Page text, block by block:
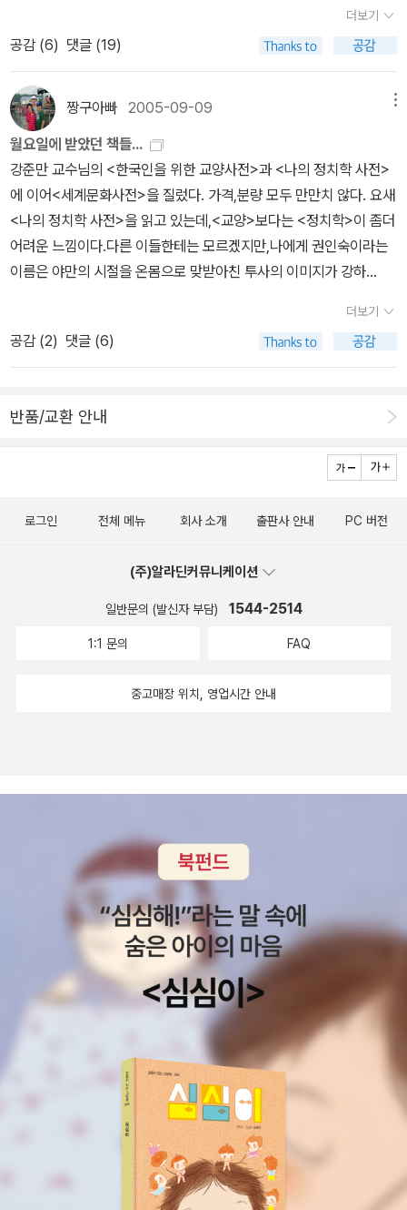
세대는 자기 내부의 ‘권력’에 먼저 맞서야 한다는 자기 반성이 동반되
었다. 4장 ‘징병제’와 5장 ‘군대 내 남성간 성폭력과
남성성’에 대한 글들은 개인적으로 오래 전에 이미 다른 지면을 통해
읽어왔던 내용들이었다. 그러나 내 경험의 시간을 사이에 두고 다시
읽게 되니 4년 동안 붙잡고 온 우리의 ‘평화운동’을 되돌아보는 기회
를 주기도 했다. 성별화 된 군사화를 더 분명하게 정리해내고, 우리 사
회 평화운동이 부재한 이유를 좀 더 명확하게 인식할 수 있게 해주었
다. 저자는 ‘전쟁발생에 대한 기피욕구는 강하지만, 평화유지가 평
화운동에 의해서 이루어지는 것은 아니라는 ‘상식’이 일반화‘된 점과
‘평화운동은 비폭력운동이며, 그것은 무기력한 운동 혹은 약한 운동
으로 인식’되어 있음으로 해서 우리 사회 평화운동이 부재할 수밖에
폭력 평화운동을 운운하였고, 그것은 저항운동의 힘을 약화시킨다는
두려움을 만들어 낸 것이라고 보았다. 일부에서 평화= 여성, 통일=
남성으로 성별화 된 운동이 이루어지는 것을 보면 저자의 지적에 더
주화 없이, ‘정치’ 개혁이나 역사의 진보가 가능할 수 없다. 그래서 일
분리에 저항하는 여성주의는 개인의 성장과 사회의 민주주의를 대립
읽어나가는 유용한 인식론이 될 수밖에 없는 것이다. 그런 의미에서
의를 들여다 보게 만들며, 성별화 된 일상들을 다시금 관찰하게 만든
다. 이것이 비록 상처로 점철된 일상의 기억들이라 하더라도, 이전의
십상이니까. 시대가 이렇게 변했지만 군대 사회는 전혀 변하지 않아,
십수년 전의 시스템이 지금도 굳건히 군 사회를 지배한다. 군에서 데
지만, 인턴만 마친 의사들은 여전히 군대의 중요한 자원이다. 의사로
서의 경험이 일천한 그들이니만큼, 많이 봐오던 병이라면 모르겠지만
생소한 병 같으면 오진을 거듭하다 시기를 놓치기 일쑤다 (그런 면에
서 흔하디 흔한 위암을 오진한 이번 사건은 정말이지 이해가 가지 않
는다). 전문의라 해도 해당 과가 아닌 질병에 대해서는 오진을 할 가
능성은 여전히 높다. 군대란 곳이 종합병원처럼 잘 모르면 물어볼 만
한 사람이 바글바글한 것도, 최첨단 장비를 갖춘 곳도 아니니만큼, 노
충국 씨 사건은 필연적인 귀결이었다. 군대라는 곳은 사회와 격리된,
니라 의료 서비스같은 기본적인 혜택이라도 원없이 받게 해줘야 한
다. 안과 의사 한명이 대대원 전체의 건강을 책임지는 지금의 시스템
보다는, 기본이 되는 내과와 외과 의사들이 부대마다 배치되어야 함
것이다. 무의촌이 거의 사라져 가는 실정인데, 해마다 천명이 넘는 인
서의 사회사,라기보다 저술 출판 독서의 뒷얘기,가 맞는 편. 전부 다
읽을 필요도 없겠다. 8장 '책 내지 마세요, 정치가 선생'같은 장은 정
말 재미없다. 저자의 삐딱한 유머감각도 중반 이후로 볼 수 없다.
학교가 소위 '국민' 및 '국민 국가'의 탄생과 전쟁에 어떤 역할을 했
나 말하고 있지만, 기실 딱히 학교의 문제라기보다 당시의 사회상이
었다라고 말하는게 옳지 않은가 싶다. 뭐랄까, 논의가 부족하다고 해
야하나. 다만 내겐 '민족주의', '민족애' 등에 대해 생각해볼 계기를 마
련해주었다는 의의를 갖는다. 권인숙 교수는 글을 썩 잘 쓰는 편은
아닌듯하다. 내용을 이해하는데 무리는 없지만 초반에 잘 읽히지 않
아 익숙해지기까지 시간이 좀 걸렸다. 어쨌거나, 우리 사회에 만연한
군사문화와 집단주의를 확인할 수 있다. 여러사람이 읽었으면 하는
책. 마구마구 뽐뿌질하는 리뷰라도 쓸 수 있으면 좋으련만. ㅠ.ㅜ 아직
학교 다닐 때, 80년대 중반 학번이던가, 선배가 자기들이 상당히 불
선배가 말했던 의미를 조금은 이해할 수 있을 것 같다. 동성애에 관
올리면 어째 웃음이 먼저 난다. 가장 기억에 남는 건 '성 정체성을 규
정하지 마라'라는 이야기. 표제작 <앰 아이 블루?>에서처럼, 동성애
성향은 이성애자에게서도 조금은 드러날 수 있다. 아주 옅은 하늘색
아놓고는 미적거리기만 한다. 또 뭘 읽었더라. 음... 한 권 더 있는 것
서 읽기보다는 빌려 읽고 싶었다. 그치만 빌려 읽을 데가 없는 관계로,
구입,은 아니고, 친구가 모 서점에서 업무용 책을 왕창 사고 쌓은 적립
을 받기 전 교보에서 사인회를 하는 한비야를 봤다. 그의 장점은 언제
은 안 드는걸까.)
더보기
공감 (6) 댓글 (19)
짱구아빠 2005-09-09
월요일에 받았던 책들...
강준만 교수님의 <한국인을 위한 교양사전>과 <나의 정치학 사전>
에 이어<세계문화사전>을 질렀다. 가격,분량 모두 만만치 않다. 요새
<나의 정치학 사전>을 읽고 있는데,<교양>보다는 <정치학>이 좀더
어려운 느낌이다.다른 이들한테는 모르겠지만,나에게 권인숙이라는
이름은 야만의 시절을 온몸으로 맞받아친 투사의 이미지가 강하
던 것은 선배와 후배의 관계가 동지라기 보다는 군대의 고참과 쫄병
의관계 같다는 것이었다. 우리도 모르는 사이에 체화된 군사문화에
대한 치욜한 분석을기대하면서 질렀다.심리학에 대한 기초지식도 없
정훈 님의 <탐서주의자의 책>을 읽은 후 그가 써낸 모든 책들에 도전
절 요약집 같은 편집이던데,잘 읽어낼지 의문이다.김경 기자의 <김훈
인터뷰 대상자의 내면을 이끌어내는 솜씨가만만치 않다. 세상은 범생
더보기
공감 (2) 댓글 (6)
반품/교환 안내
로그인 전체 메뉴 회사 소개 출판사 안내 PC 버전
(주)알라딘커뮤니케이션
일반문의 (발신자 부담) 1544-2514
1:1 문의 FAQ
중고매장 위치, 영업시간 안내